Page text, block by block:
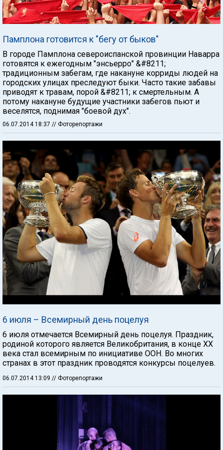
Памплона готовится к "бегу от быков"
В городе Памплона североиспанской провинции Наварра
готовятся к ежегодным "энсьерро" &#8211;
традиционным забегам, где накануне корриды людей на
городских улицах преследуют быки. Часто такие забавы
приводят к травам, порой &#8211; к смертельным. А
потому накануне будущие участники забегов пьют и
веселятся, поднимая "боевой дух".
06.07.2014 18:37 // Фоторепортажи
6 июля – Всемирный день поцелуя
6 июля отмечается Всемирный день поцелуя. Праздник,
родиной которого является Великобритания, в конце XX
века стал всемирным по инициативе ООН. Во многих
странах в этот праздник проводятся конкурсы поцелуев.
06.07.2014 13:09 // Фоторепортажи